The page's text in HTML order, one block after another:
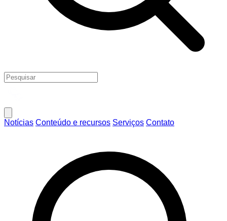
Notícias Conteúdo e recursos Serviços Contato